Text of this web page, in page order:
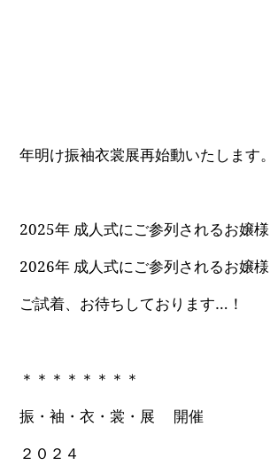
年明け振袖衣裳展再始動いたします。
2025年 成人式にご参列されるお嬢様
2026年 成人式にご参列されるお嬢様
ご試着、お待ちしております…！
＊＊＊＊＊＊＊＊
振・袖・衣・裳・展 開催
２０２４